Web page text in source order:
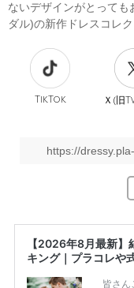
ないデザインがとっても
ダル)の新作ドレスコレ
TikTok Ｘ(旧
https://
【2026年8月最新】
キング｜プラコレや
皆さん